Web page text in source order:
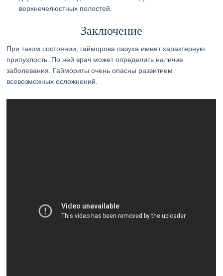
верхнечелюстных полостей.
Заключение
При таком состоянии, гайморова пазуха имеет характерную
припухлость. По ней врач может определить наличие
заболевания. Гаймориты очень опасны развитием
всевозможных осложнений.